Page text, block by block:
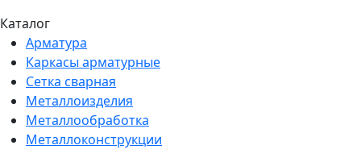
Каталог
Арматура
Каркасы арматурные
Сетка сварная
Металлоизделия
Металлообработка
Металлоконструкции